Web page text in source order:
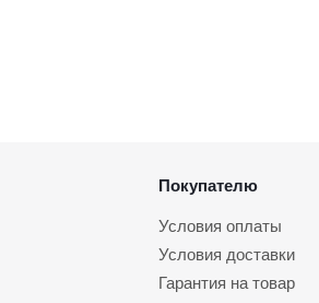
Покупателю
Условия оплаты
Условия доставки
Гарантия на товар